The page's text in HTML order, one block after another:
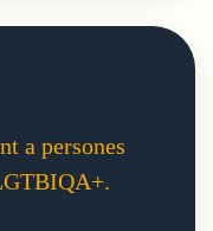
a persones